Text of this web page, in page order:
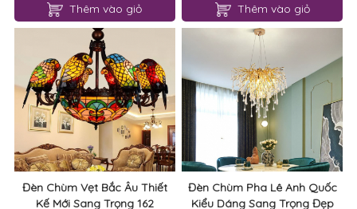
Thêm vào giỏ Thêm vào giỏ
Đèn Chùm Vẹt Bắc Âu Thiết
Kế Mới Sang Trọng 162
Đèn Chùm Pha Lê Anh Quốc
Kiểu Dáng Sang Trọng Đẹp